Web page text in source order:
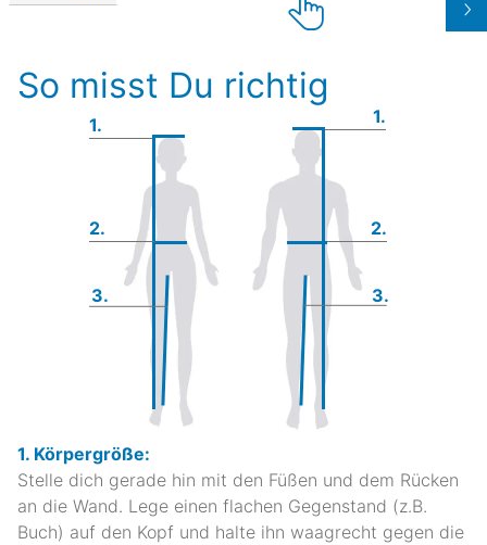
So misst Du richtig
1. 1.
2. 2.
3. 3.
1. Körpergröße:
Stelle dich gerade hin mit den Füßen und dem Rücken
an die Wand. Lege einen flachen Gegenstand (z.B.
Buch) auf den Kopf und halte ihn waagrecht gegen die